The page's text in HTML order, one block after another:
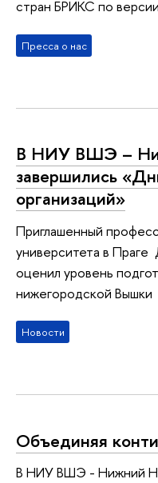
стран БРИКС по
Пресса о нас
В НИУ ВШЭ –
завершились
организаций»
Приглашенный
университета в
оценил уровень
нижегородской Вышки
Новости
Объединяя
В НИУ ВШЭ - Нижний